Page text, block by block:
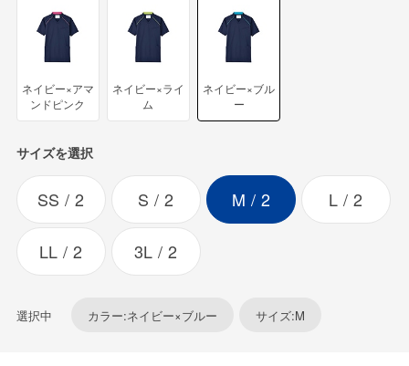
ネイビー×アマ
ンドピンク
ネイビー×ライ
ム
ネイビー×ブル
ー
サイズを選択
SS 2 S 2 M 2 L 2
LL 2 3L 2
選択中 カラー:ネイビー×ブルー サイズ:M